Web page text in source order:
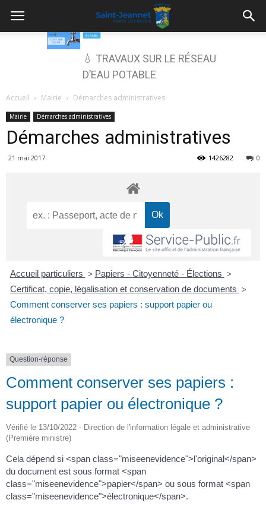
💧 TRAVAUX SUR LE RÉSEAU
D’EAU POTABLE
Accueil Mairie Démarches administratives
Mairie Démarches administratives
Démarches administratives
21 mai 2017 0
1426282
Accueil particuliers > Papiers - Citoyenneté - Élections >
Certificat, copie, légalisation et conservation de documents >
Comment conserver ses papiers : support papier ou
électronique ?
Question-réponse
Comment conserver ses papiers :
support papier ou électronique ?
Vérifié le 13/10/2022 - Direction de l'information légale et administrative
(Première ministre)
Cela dépend si <span class="miseenevidence">l'original</span>
du document est sous format <span
class="miseenevidence">papier</span> ou sous format <span
class="miseenevidence">électronique</span>.